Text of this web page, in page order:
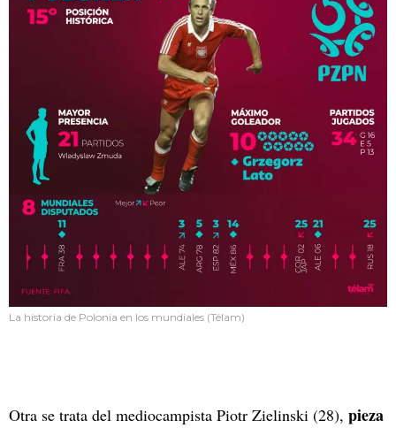
La historia de Polonia en los mundiales (Télam)
Otra se trata del mediocampista Piotr Zielinski (28), pieza